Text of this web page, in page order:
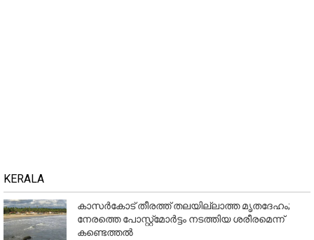
KERALA
കാസർകോട് തീരത്ത് തലയില്ലാത്ത മൃതദേഹം;
നേരത്തെ പോസ്റ്റ്‌മോർട്ടം നടത്തിയ ശരീരമെന്ന്
കണ്ടെത്തൽ